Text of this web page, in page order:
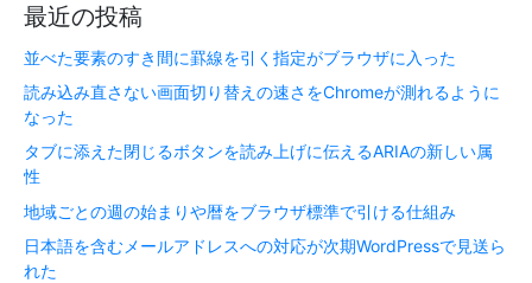
最近の投稿
並べた要素のすき間に罫線を引く指定がブラウザに入った
読み込み直さない画面切り替えの速さをChromeが測れるように
なった
タブに添えた閉じるボタンを読み上げに伝えるARIAの新しい属
性
地域ごとの週の始まりや暦をブラウザ標準で引ける仕組み
日本語を含むメールアドレスへの対応が次期WordPressで見送ら
れた